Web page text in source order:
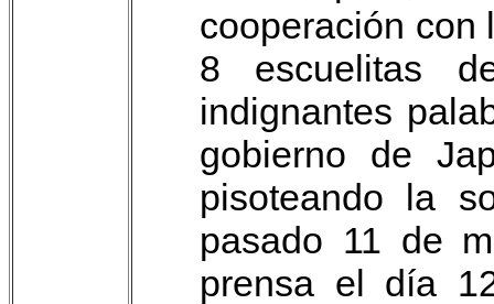
cooperación con
8 escuelitas
indignantes
gobierno de
pisoteando la
pasado 11 de
prensa el día